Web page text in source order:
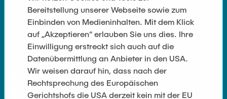
WEITERFÜHRENDE LINKS
Datenschutz
Impressum
Kontakt
Bereitstellung unserer Webseite sowie zum
Einbinden von Medieninhalten. Mit dem Klick
auf „Akzeptieren“ erlauben Sie uns dies. Ihre
Einwilligung erstreckt sich auch auf die
Datenübermittlung an Anbieter in den USA.
Wir weisen darauf hin, dass nach der
Rechtsprechung des Europäischen
Gerichtshofs die USA derzeit kein mit der EU